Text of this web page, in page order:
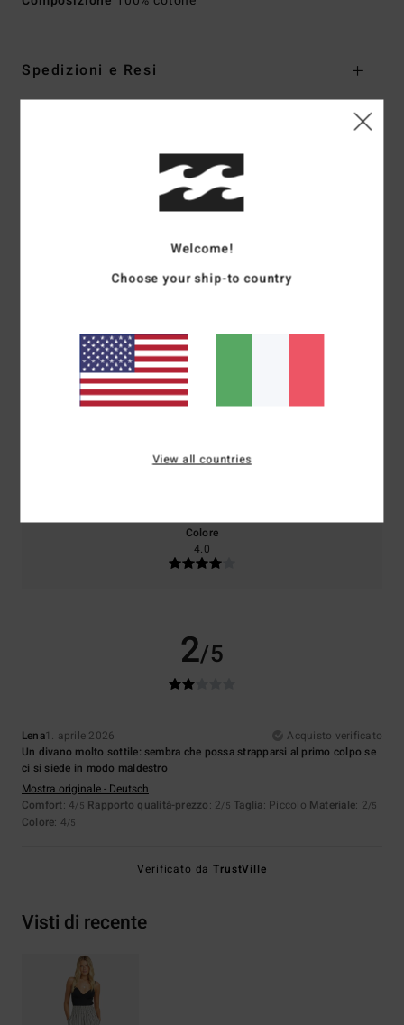
Spedizioni e Resi
Punteggio medio
2.0/5
Il 0% dei nostri clienti consiglia questo prodotto
Comfort
4.0
Colore
4.0
2/5
Lena1. aprile 2026
Acquisto verificato
Un divano molto sottile: sembra che possa strapparsi al primo colpo se
ci si siede in modo maldestro
Mostra originale - Deutsch
Comfort: 4/5 Rapporto qualità-prezzo: 2/5 Taglia: Piccolo Materiale: 2/5
Colore: 4/5
Verificato daTrustVille
Visti di recente
Welcome!
Choose your ship-to country
View all countries